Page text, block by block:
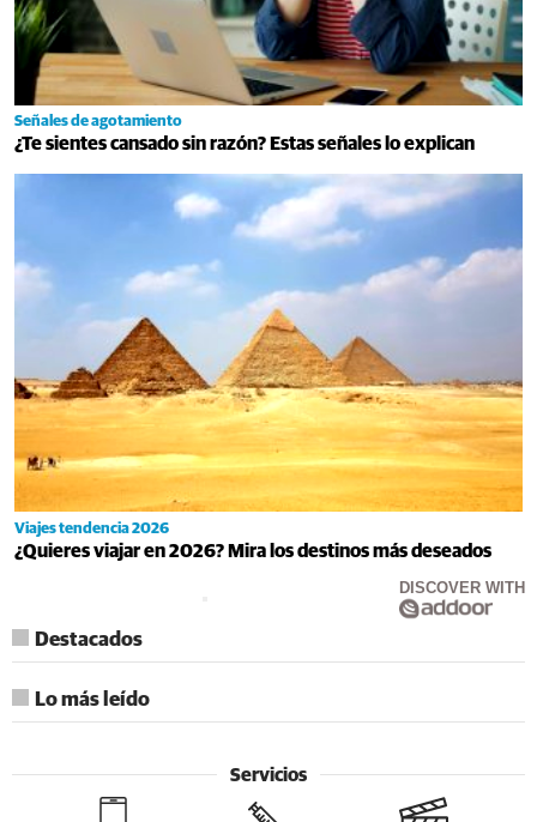
Señales de agotamiento
¿Te sientes cansado sin razón? Estas señales lo explican
Viajes tendencia 2026
¿Quieres viajar en 2026? Mira los destinos más deseados
DISCOVER WITH
Destacados
Lo más leído
Servicios